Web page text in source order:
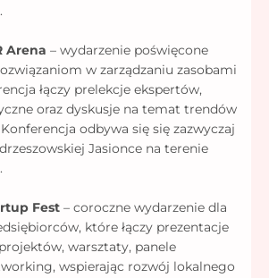
Arena – wydarzenie poświęcone
w zarządzaniu zasobami
łączy prelekcje ekspertów,
oraz dyskusje na temat trendów
odbywa się się zazwyczaj
Jasionce na terenie
Fest – coroczne wydarzenie dla
które łączy prezentacje
warsztaty, panele
wspierając rozwój lokalnego